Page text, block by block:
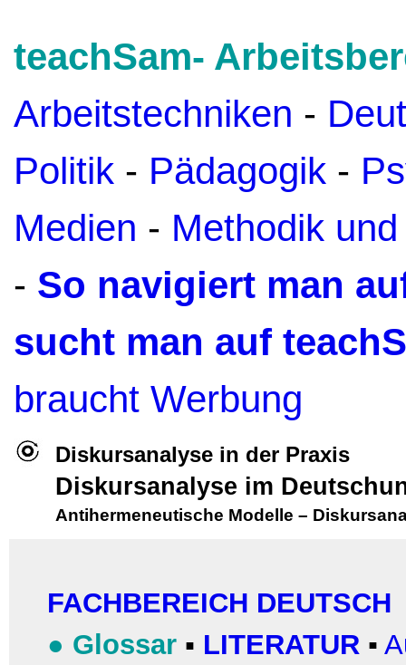
teachSam-
Arbeitstechniken -
Politik - Pädagogik -
Medien - Methodik
- So navigiert man
sucht man auf
braucht Werbung
Diskursanalyse in der Praxis
Diskursanalyse im
Antihermeneutische Modelle –
FACHBEREICH DEUTSCH
● Glossar ▪ LITERATUR ▪